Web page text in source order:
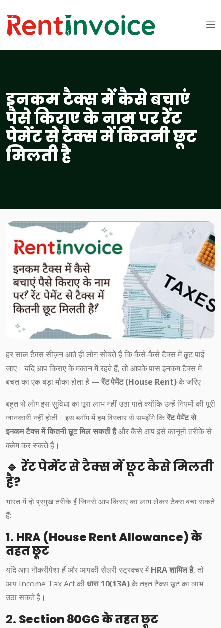
इनकम टैक्स में कैसे बचाएं
पैसे किराए के नाम पर रेंट
पेमेंट से टैक्स में कितनी छूट
मिलती है
हर साल टैक्स सीज़न आते ही लोग सोचते हैं कि कैसे-कैसे टैक्स में छूट पाई
जाए। यदि आप किराए के मकान में रहते हैं, तो आपके पास इनकम टैक्स में
बचत का एक बड़ा मौका होता है —रेंट पेमेंट (House Rent)के जरिए।
बहुत से लोग इस सुविधा का पूरा लाभ नहीं उठा पाते क्योंकि उन्हें नियमों की पूरी
जानकारी नहीं होती। इस ब्लॉग में हम विस्तार से समझेंगे किरेंट पेमेंट से
इनकम टैक्स में कितनी छूट मिल सकती हैऔर कैसे आप इसे कानूनी तरीके से
क्लेम कर सकते हैं।
🔹 रेंट पेमेंट से टैक्स में छूट कैसे मिलती
है?
भारत में दो प्रमुख तरीके हैं जिनसे आप किराए का लाभ लेकर टैक्स बचा सकते
हैं:
1. HRA (House Rent Allowance) के
तहत छूट
यदि आप नौकरीपेशा हैं और आपकी सैलरी स्ट्रक्चर मेंHRA शामिल है, तो
आप Income Tax Act कीधारा 10(13A)के तहत टैक्स छूट का लाभ
उठा सकते हैं।
2. Section 80GG के तहत छूट